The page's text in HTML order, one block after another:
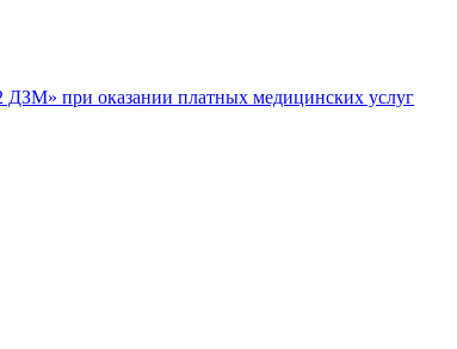
при оказании платных медицинских услуг